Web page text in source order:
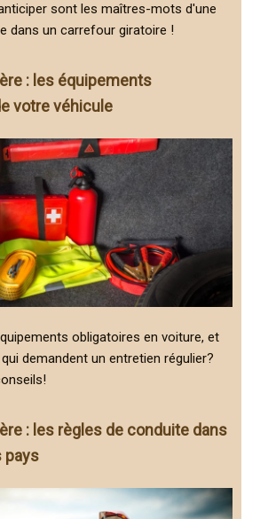
sont les maîtres-mots d'une
dans un carrefour giratoire !
: les équipements
votre véhicule
obligatoires en voiture, et
demandent un entretien régulier?
: les règles de conduite dans
pays